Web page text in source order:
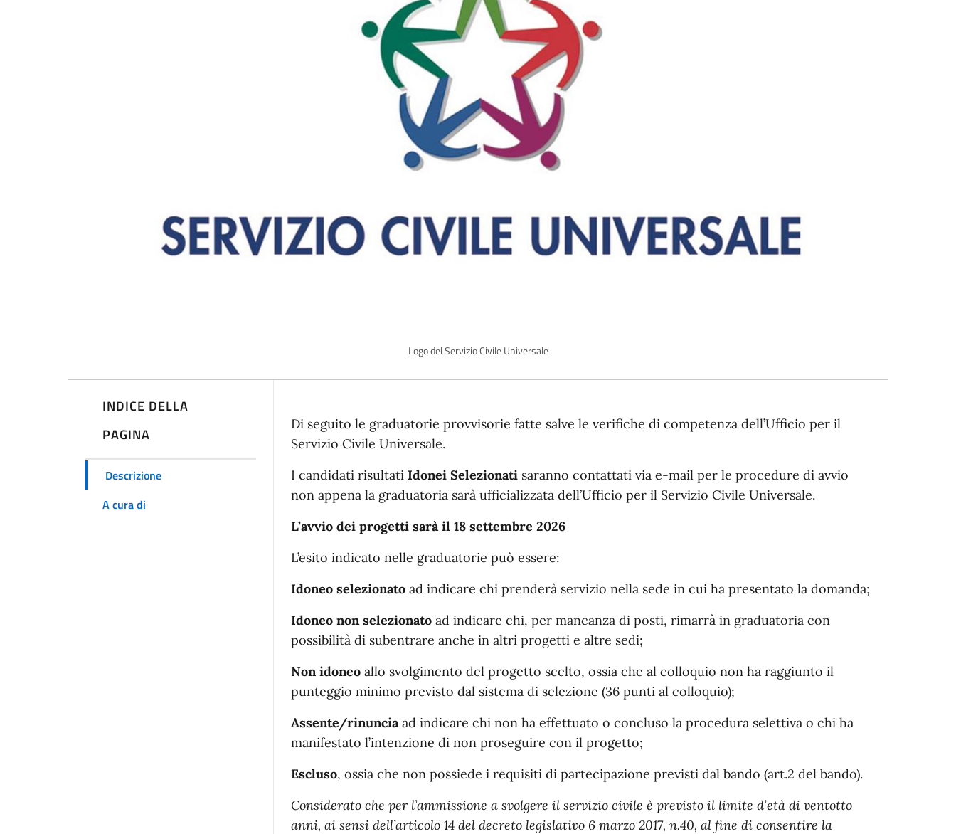
Logo del Servizio Civile Universale
INDICE DELLA
PAGINA
Descrizione
A cura di
Descrizione
Di seguito le graduatorie provvisorie fatte salve le verifiche di competenza dell’Ufficio per il
Servizio Civile Universale.
I candidati risultati Idonei Selezionati saranno contattati via e-mail per le procedure di avvio
non appena la graduatoria sarà ufficializzata dell’Ufficio per il Servizio Civile Universale.
L’avvio dei progetti sarà il 18 settembre 2026
L’esito indicato nelle graduatorie può essere:
Idoneo selezionato ad indicare chi prenderà servizio nella sede in cui ha presentato la domanda;
Idoneo non selezionato ad indicare chi, per mancanza di posti, rimarrà in graduatoria con
possibilità di subentrare anche in altri progetti e altre sedi;
Non idoneo allo svolgimento del progetto scelto, ossia che al colloquio non ha raggiunto il
punteggio minimo previsto dal sistema di selezione (36 punti al colloquio);
Assente/rinuncia ad indicare chi non ha effettuato o concluso la procedura selettiva o chi ha
manifestato l’intenzione di non proseguire con il progetto;
Escluso, ossia che non possiede i requisiti di partecipazione previsti dal bando (art.2 del bando).
Considerato che per l’ammissione a svolgere il servizio civile è previsto il limite d’età di ventotto
anni, ai sensi dell’articolo 14 del decreto legislativo 6 marzo 2017, n.40, al fine di consentire la